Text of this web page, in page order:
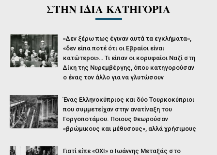
ΣΤΗΝ ΙΔΙΑ ΚΑΤΗΓΟΡΙΑ
«Δεν ξέρω πως έγιναν αυτά τα εγκλήματα»,
«δεν είπα ποτέ ότι οι Εβραίοι είναι
κατώτεροι»… Τι είπαν οι κορυφαίοι Ναζί στη
Δίκη της Νυρεμβέργης, όπου κατηγορούσαν
ο ένας τον άλλο για να γλυτώσουν
Ένας Ελληνοκύπριος και δύο Τουρκοκύπριοι
που συμμετείχαν στην ανατίναξη του
Γοργοποτάμου. Ποιους θεωρούσαν
«βρώμικους και μέθυσους», αλλά χρήσιμους
Γιατί είπε «ΟΧΙ» ο Ιωάννης Μεταξάς στο